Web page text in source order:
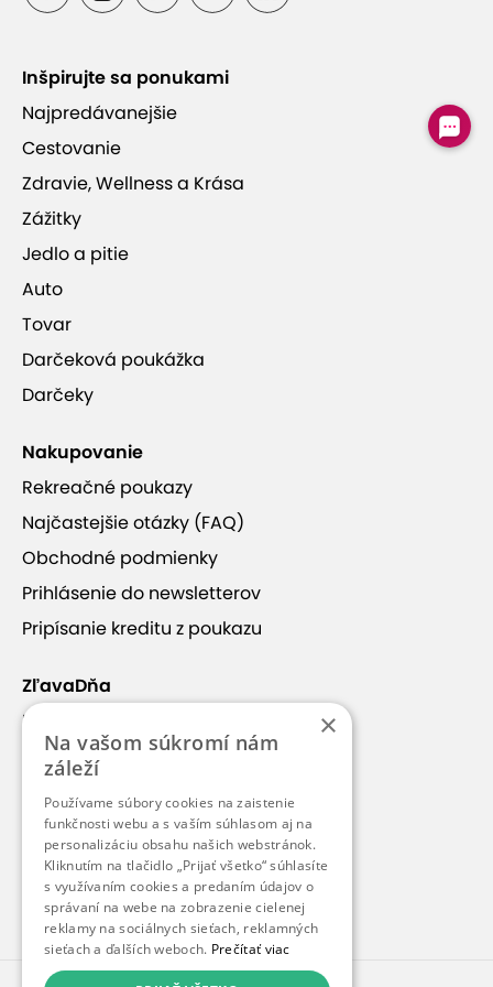
Polpenzia v cene + káva alebo koláčik v
Vstup do sauny a každý deň vstup do bazéna
1 dieťa do 5 rokov má ubytovanie zdarma
Hotel Smokovec ***
sauna
detský kútik
vlastné parkovanie
pet friendly v blízkosti svahu
dostupnosť bez auta
bezplatné parkovanie
2 prístelky
Inšpirujte sa ponukami
Najpredávanejšie
Cestovanie
Zdravie, Wellness a Krása
Zážitky
Jedlo a pitie
Auto
Tovar
Darčeková poukážka
Darčeky
Nakupovanie
Rekreačné poukazy
Najčastejšie otázky (FAQ)
Obchodné podmienky
Prihlásenie do newsletterov
Pripísanie kreditu z poukazu
ZľavaDňa
Náš príbeh
Kontakt
Kariéra
Blog
Pre médiá
Pre partnerov
×
Na vašom súkromí nám
záleží
Používame súbory cookies na zaistenie
funkčnosti webu a s vaším súhlasom aj na
personalizáciu obsahu našich webstránok.
Kliknutím na tlačidlo „Prijať všetko“ súhlasíte
s využívaním cookies a predaním údajov o
správaní na webe na zobrazenie cielenej
reklamy na sociálnych sieťach, reklamných
sieťach a ďalších weboch. Prečítať viac